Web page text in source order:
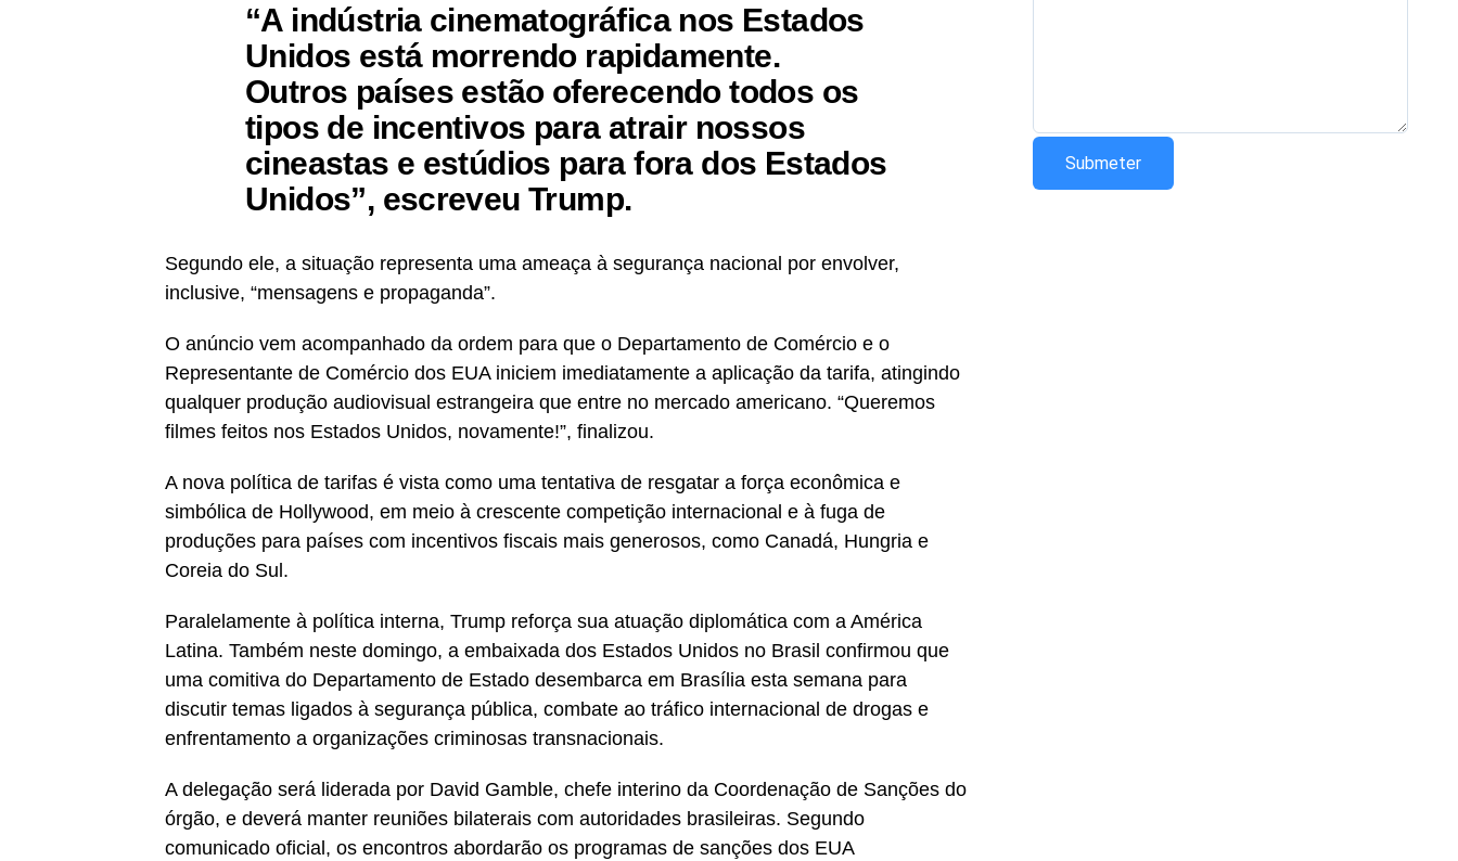
“A indústria cinematográfica nos Estados
Unidos está morrendo rapidamente.
Outros países estão oferecendo todos os
tipos de incentivos para atrair nossos
cineastas e estúdios para fora dos Estados
Unidos”, escreveu Trump.
Segundo ele, a situação representa uma ameaça à segurança nacional por envolver,
inclusive, “mensagens e propaganda”.
O anúncio vem acompanhado da ordem para que o Departamento de Comércio e o
Representante de Comércio dos EUA iniciem imediatamente a aplicação da tarifa, atingindo
qualquer produção audiovisual estrangeira que entre no mercado americano. “Queremos
filmes feitos nos Estados Unidos, novamente!”, finalizou.
A nova política de tarifas é vista como uma tentativa de resgatar a força econômica e
simbólica de Hollywood, em meio à crescente competição internacional e à fuga de
produções para países com incentivos fiscais mais generosos, como Canadá, Hungria e
Coreia do Sul.
Paralelamente à política interna, Trump reforça sua atuação diplomática com a América
Latina. Também neste domingo, a embaixada dos Estados Unidos no Brasil confirmou que
uma comitiva do Departamento de Estado desembarca em Brasília esta semana para
discutir temas ligados à segurança pública, combate ao tráfico internacional de drogas e
enfrentamento a organizações criminosas transnacionais.
A delegação será liderada por David Gamble, chefe interino da Coordenação de Sanções do
órgão, e deverá manter reuniões bilaterais com autoridades brasileiras. Segundo
comunicado oficial, os encontros abordarão os programas de sanções dos EUA